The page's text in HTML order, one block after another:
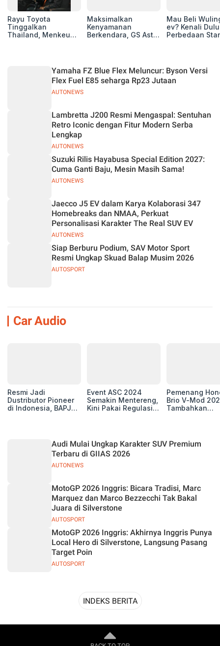
Rayu Toyota
Tinggalkan
Thailand, Menkeu
Basis Produksi
Maksimalkan
Kenyamanan
Berkendara, GS Astra
2026
Mau Beli
ev? Kenali Dulu
Perbedaan
AUTONEWS
Yamaha FZ Blue Flex Meluncur: Byson Versi
Flex Fuel E85 seharga Rp23 Jutaan
AUTONEWS
Lambretta J200 Resmi Mengaspal: Sentuhan
Retro Iconic dengan Fitur Modern Serba
Lengkap
AUTONEWS
Suzuki Rilis Hayabusa Special Edition 2027:
Cuma Ganti Baju, Mesin Masih Sama!
AUTONEWS
Jaecco J5 EV dalam Karya Kolaborasi 347
Homebreaks dan NMAA, Perkuat
Personalisasi Karakter The Real SUV EV
AUTOSPORT
Siap Berburu Podium, SAV Motor Sport
Resmi Ungkap Skuad Balap Musim 2026
Car Audio
Resmi Jadi
Dustributor Pioneer
di Indonesia, BAPJ
Event ASC 2024
Semakin Mentereng,
Kini Pakai Regulasi
Pemenang
Brio V-Mod
Tambahkan
AUTONEWS
Audi Mulai Ungkap Karakter SUV Premium
Terbaru di GIIAS 2026
AUTOSPORT
MotoGP 2026 Inggris: Bicara Tradisi, Marc
Marquez dan Marco Bezzecchi Tak Bakal
Juara di Silverstone
AUTOSPORT
MotoGP 2026 Inggris: Akhirnya Inggris Punya
Local Hero di Silverstone, Langsung Pasang
Target Poin
INDEKS BERITA